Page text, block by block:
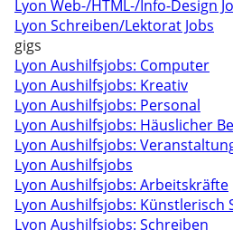
Lyon Web-/HTML-/Info-Design
Lyon Schreiben/Lektorat Jobs
gigs
Lyon Aushilfsjobs: Computer
Lyon Aushilfsjobs: Kreativ
Lyon Aushilfsjobs: Personal
Lyon Aushilfsjobs: Häuslicher
Lyon Aushilfsjobs:
Lyon Aushilfsjobs
Lyon Aushilfsjobs: Arbeitskräfte
Lyon Aushilfsjobs: Künstlerisch
Lyon Aushilfsjobs: Schreiben